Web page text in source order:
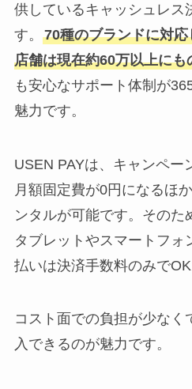
供しているキャッシュレス
す。 70種のブランドに対
店舗は現在約60万以上にも
も安心なサポート体制が
魅力です。
USEN PAYは、キャンペー
月額固定費が0円になるほ
ンタルが可能です。そのた
タブレットやスマートフォ
払いは決済手数料のみでOK
コスト面での負担が少なく
入できるのが魅力です。